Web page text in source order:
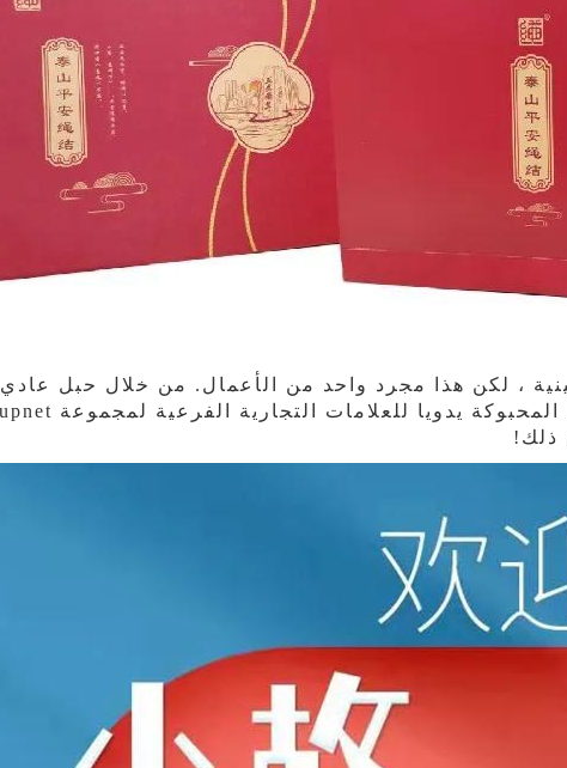
، لكن هذا مجرد واحد من الأعمال. من خلال حبل
ذلك!